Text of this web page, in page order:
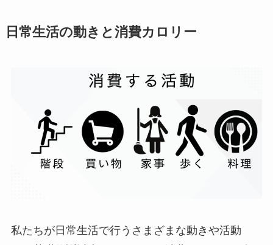
日常生活の動きと消費カロリー
私たちが日常生活で行うさまざまな動きや活動